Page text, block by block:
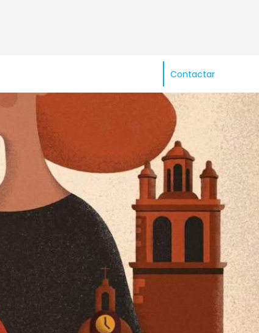
Contactar